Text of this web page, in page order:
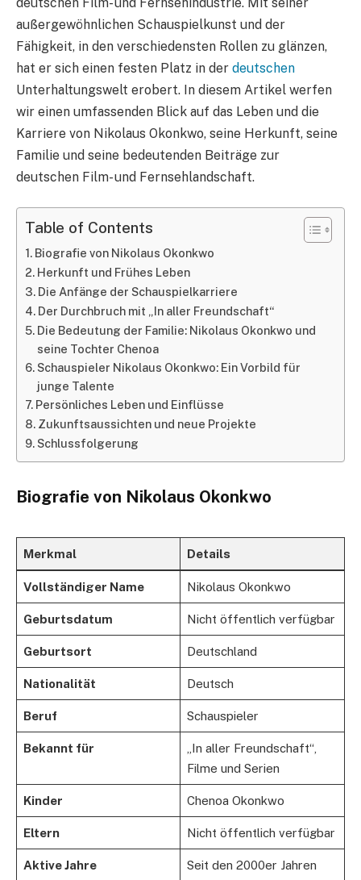
außergewöhnlichen Schauspielkunst und der
Fähigkeit, in den verschiedensten Rollen zu glänzen,
hat er sich einen festen Platz in der deutschen
Unterhaltungswelt erobert. In diesem Artikel werfen
wir einen umfassenden Blick auf das Leben und die
Karriere von Nikolaus Okonkwo, seine Herkunft, seine
Familie und seine bedeutenden Beiträge zur
deutschen Film- und Fernsehlandschaft.
Table of Contents
Biografie von Nikolaus Okonkwo
Herkunft und Frühes Leben
Die Anfänge der Schauspielkarriere
Der Durchbruch mit „In aller Freundschaft“
Die Bedeutung der Familie: Nikolaus Okonkwo und
seine Tochter Chenoa
Schauspieler Nikolaus Okonkwo: Ein Vorbild für
junge Talente
Persönliches Leben und Einflüsse
Zukunftsaussichten und neue Projekte
Schlussfolgerung
Biografie von Nikolaus Okonkwo
Merkmal Details
Vollständiger Name Nikolaus Okonkwo
Geburtsdatum Nicht öffentlich verfügbar
Geburtsort Deutschland
Nationalität Deutsch
Beruf Schauspieler
Bekannt für
„In aller Freundschaft“,
Filme und Serien
Kinder Chenoa Okonkwo
Eltern Nicht öffentlich verfügbar
Aktive Jahre Seit den 2000er Jahren